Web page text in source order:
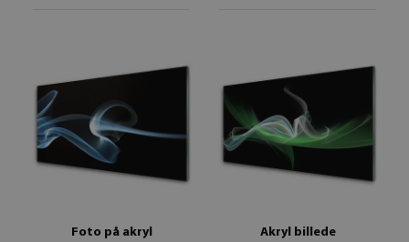
Foto på akryl
Akryl billede